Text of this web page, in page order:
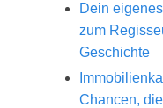
Dein
zum
Geschichte
Chancen,